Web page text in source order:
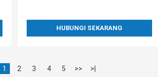
HUBUNGI SEKARANG
1 2 3 4 5 >> >|